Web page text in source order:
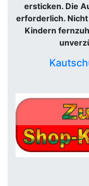
ersticken. Die
erforderlich.
Kindern